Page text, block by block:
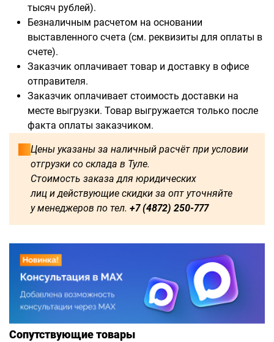
тысяч рублей).
Безналичным расчетом на основании
выставленного счета (см. реквизиты для оплаты в
счете).
Заказчик оплачивает товар и доставку в офисе
отправителя.
Заказчик оплачивает стоимость доставки на
месте выгрузки. Товар выгружается только после
факта оплаты заказчиком.
Цены указаны за наличный расчёт при условии
отгрузки со склада в Туле.
Стоимость заказа для юридических
лиц и действующие скидки за опт уточняйте
у менеджеров по тел. +7 (4872) 250-777
Сопутствующие товары